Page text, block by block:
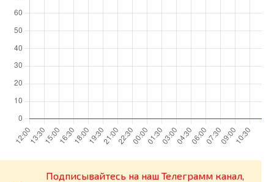
Подписывайтесь на наш Телеграмм канал,